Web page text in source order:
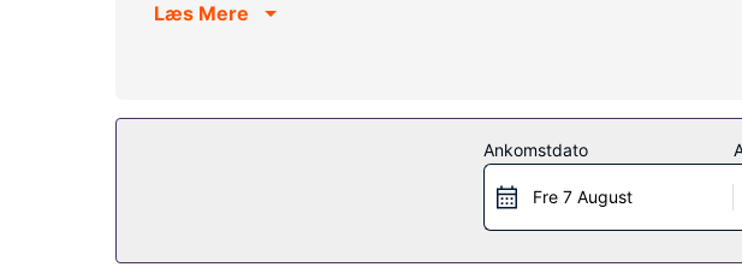
med separat badekar og bruser og dybe badekar samt brusehoved med
Få stillet sulten med frokost eller aftensmad på denne hyttes
baren/loungen eller baren ved poolen, og slap af med din yndlingsdrink.
Læs Mere
Ankomstdato
Fre 7 August